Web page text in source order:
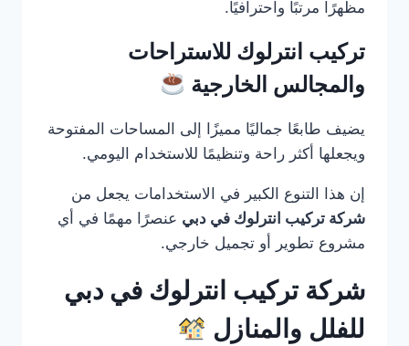
مظهرًا مرتبًا واحترافيًا.
تركيب انترلوك للاستراحات
والمجالس الخارجية
يضيف طابعًا جماليًا مميزًا إلى المساحات المفتوحة
ويجعلها أكثر راحة وتنظيمًا للاستخدام اليومي.
إن هذا التنوع الكبير في الاستخدامات يجعل من
شركة تركيب انترلوك في دبي عنصرًا مهمًا في أي
مشروع تطوير أو تجميل خارجي.
شركة تركيب انترلوك في دبي
للفلل والمنازل